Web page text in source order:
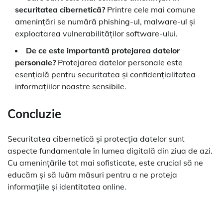
securitatea cibernetică?Printre cele mai comune
amenințări se numără phishing-ul, malware-ul și
exploatarea vulnerabilităților software-ului.
De ce este importantă protejarea datelor
personale?Protejarea datelor personale este
esențială pentru securitatea și confidențialitatea
informațiilor noastre sensibile.
Concluzie
Securitatea cibernetică și protecția datelor sunt
aspecte fundamentale în lumea digitală din ziua de azi.
Cu amenințările tot mai sofisticate, este crucial să ne
educăm și să luăm măsuri pentru a ne proteja
informațiile și identitatea online.